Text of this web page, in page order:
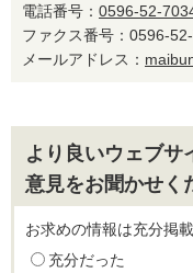
電話番号： 0596-52-
ファクス番号：0596-
メールアドレス：
より良いウェブサ
意見をお聞かせく
お求めの情報は充分掲
充分だった